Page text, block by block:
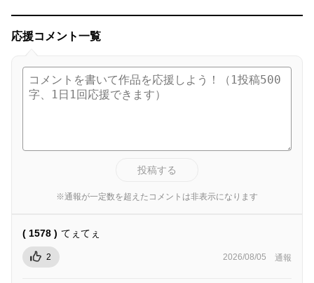
応援コメント一覧
投稿する
※通報が一定数を超えたコメントは非表示になります
( 1578 ) てぇてぇ
2 2026/08/05 通報